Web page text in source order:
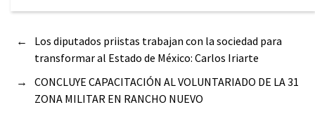
←
Los diputados priistas trabajan con la sociedad para
transformar al Estado de México: Carlos Iriarte
→
CONCLUYE CAPACITACIÓN AL VOLUNTARIADO DE LA 31
ZONA MILITAR EN RANCHO NUEVO